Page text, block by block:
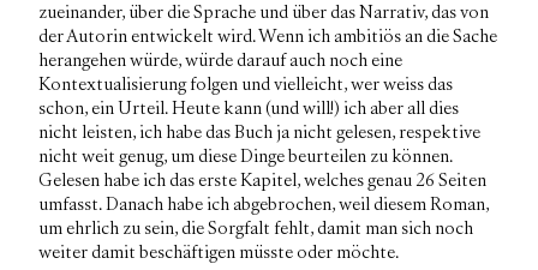
zueinander, über die Sprache und über das Narrativ, das von
der Autorin entwickelt wird. Wenn ich ambitiös an die Sache
herangehen würde, würde darauf auch noch eine
Kontextualisierung folgen und vielleicht, wer weiss das
schon, ein Urteil. Heute kann (und will!) ich aber all dies
nicht leisten, ich habe das Buch ja nicht gelesen, respektive
nicht weit genug, um diese Dinge beurteilen zu können.
Gelesen habe ich das erste Kapitel, welches genau 26 Seiten
umfasst. Danach habe ich abgebrochen, weil diesem Roman,
um ehrlich zu sein, die Sorgfalt fehlt, damit man sich noch
weiter damit beschäftigen müsste oder möchte.